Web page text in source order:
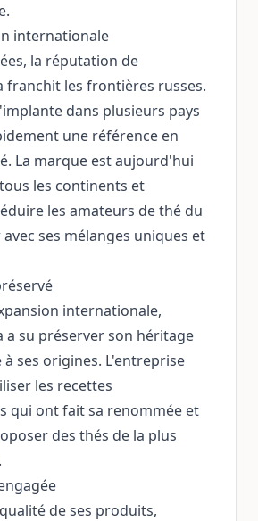
internationale
la réputation de
franchit les frontières russes.
dans plusieurs pays
une référence en
La marque est aujourd'hui
les continents et
les amateurs de thé du
ses mélanges uniques et
internationale,
a su préserver son héritage
ses origines. L'entreprise
les recettes
qui ont fait sa renommée et
des thés de la plus
de ses produits,